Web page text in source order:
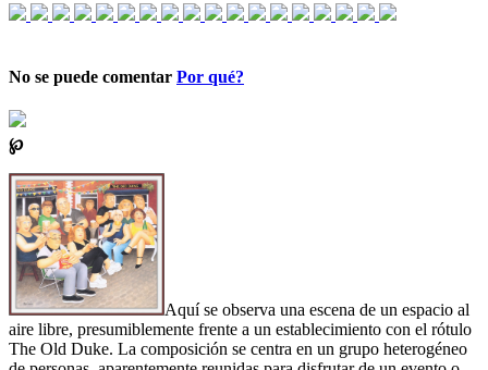
No se puede comentar Por qué?
℘
Aquí se observa una escena de un espacio al
aire libre, presumiblemente frente a un establecimiento con el rótulo
The Old Duke. La composición se centra en un grupo heterogéneo